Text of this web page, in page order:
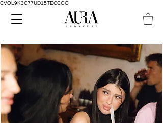
CVOL9K3C77UD15TECCOG